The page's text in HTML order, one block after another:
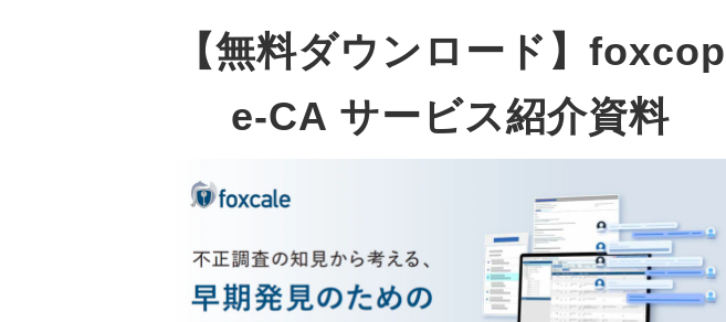
【無料ダウンロード】foxcop
e-CA サービス紹介資料